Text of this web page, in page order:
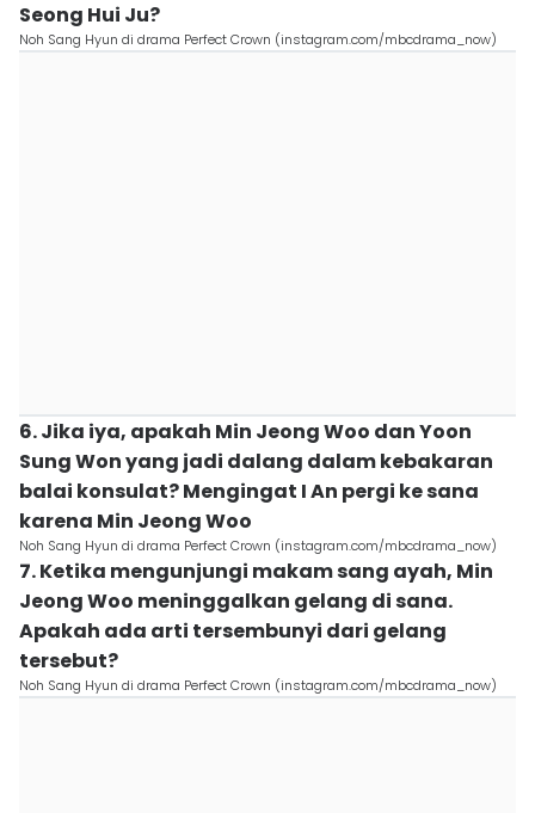
Seong Hui Ju?
Noh Sang Hyun di drama Perfect Crown (instagram.com/mbcdrama_now)
6. Jika iya, apakah Min Jeong Woo dan Yoon
Sung Won yang jadi dalang dalam kebakaran
balai konsulat? Mengingat I An pergi ke sana
karena Min Jeong Woo
Noh Sang Hyun di drama Perfect Crown (instagram.com/mbcdrama_now)
7. Ketika mengunjungi makam sang ayah, Min
Jeong Woo meninggalkan gelang di sana.
Apakah ada arti tersembunyi dari gelang
tersebut?
Noh Sang Hyun di drama Perfect Crown (instagram.com/mbcdrama_now)